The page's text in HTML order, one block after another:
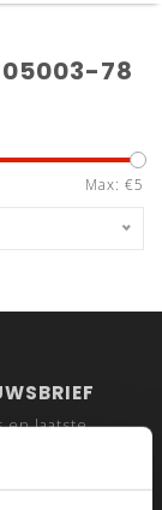
78
Max: €5
en laatste